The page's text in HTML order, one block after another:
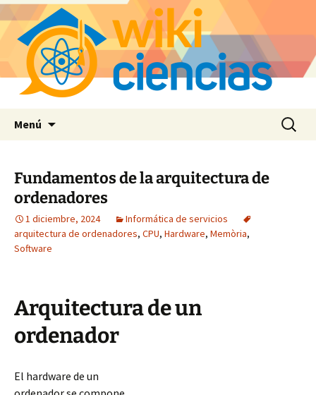
Menú Buscar:
Fundamentos de la arquitectura de
ordenadores
1 diciembre, 2024
Informática de servicios
arquitectura de ordenadores, CPU, Hardware, Memòria,
Software
Arquitectura de un
ordenador
El hardware de un